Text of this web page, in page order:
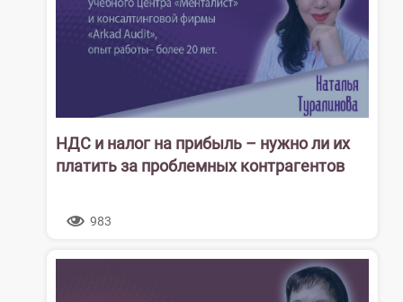
НДС и налог на прибыль – нужно ли их
платить за проблемных контрагентов
983